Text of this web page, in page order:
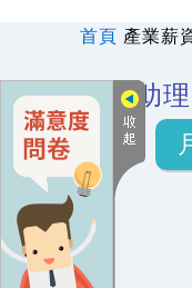
首頁 產業薪
人事助理